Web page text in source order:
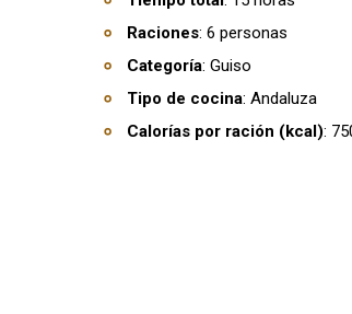
Raciones: 6 personas
Categoría: Guiso
Tipo de cocina: Andaluza
Calorías por ración (kcal):